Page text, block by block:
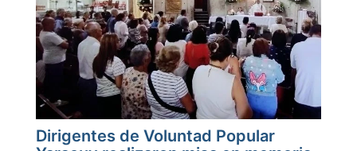
Dirigentes de Voluntad Popular